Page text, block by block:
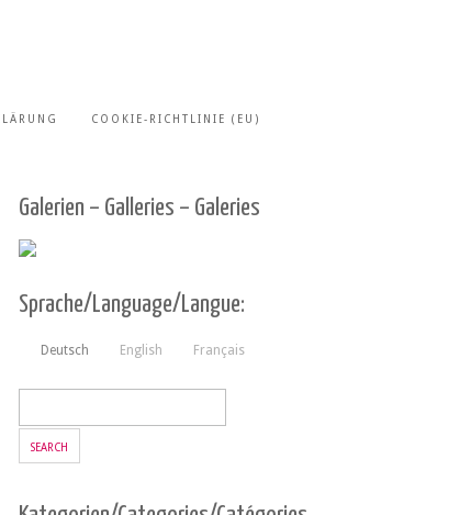
COOKIE-RICHTLINIE (EU)
Galerien – Galleries – Galeries
Sprache/Language/Langue:
Deutsch English Français